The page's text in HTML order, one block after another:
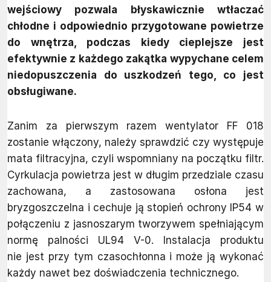
wejściowy pozwala błyskawicznie wtłaczać
chłodne i odpowiednio przygotowane powietrze
do wnętrza, podczas kiedy cieplejsze jest
efektywnie z każdego zakątka wypychane celem
niedopuszczenia do uszkodzeń tego, co jest
obsługiwane.
Zanim za pierwszym razem wentylator FF 018
zostanie włączony, należy sprawdzić czy występuje
mata filtracyjna, czyli wspomniany na początku filtr.
Cyrkulacja powietrza jest w długim przedziale czasu
zachowana, a zastosowana osłona jest
bryzgoszczelna i cechuje ją stopień ochrony IP54 w
połączeniu z jasnoszarym tworzywem spełniającym
normę palności UL94 V-0. Instalacja produktu
nie jest przy tym czasochłonna i może ją wykonać
każdy nawet bez doświadczenia technicznego.